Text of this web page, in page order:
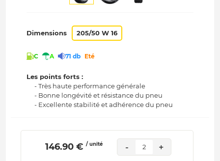
Dimensions 205/50 W 16
C A 71 db Eté
Les points forts :
- Très haute performance générale
- Bonne longévité et résistance du pneu
- Excellente stabilité et adhérence du pneu
146.90 € / unité - 2 +